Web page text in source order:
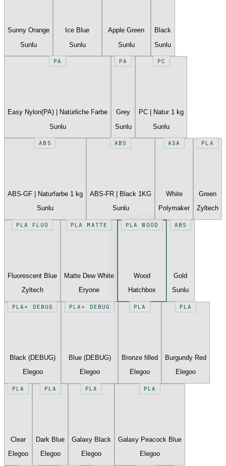
Sunny Orange
Sunlu
Ice Blue
Sunlu
Apple Green
Sunlu
Black
Sunlu
PA
Easy Nylon(PA) | Natürliche Farbe
Sunlu
PA
Grey
Sunlu
PC
PC | Natur 1 kg
Sunlu
ABS
ABS-GF | Naturfarbe 1 kg
Sunlu
ABS
ABS-FR | Black 1KG
Sunlu
ASA
White
Polymaker
PLA
Green
Zyltech
PLA FLUO
Fluorescent Blue
Zyltech
PLA MATTE
Matte Dew White
Eryone
PLA WOOD
Wood
Hatchbox
ABS
Gold
Sunlu
PLA+ DEBUG
Black (DEBUG)
Elegoo
PLA+ DEBUG
Blue (DEBUG)
Elegoo
PLA
Bronze filled
Elegoo
PLA
Burgundy Red
Elegoo
PLA
Clear
Elegoo
PLA
Dark Blue
Elegoo
PLA
Galaxy Black
Elegoo
PLA
Galaxy Peacock Blue
Elegoo